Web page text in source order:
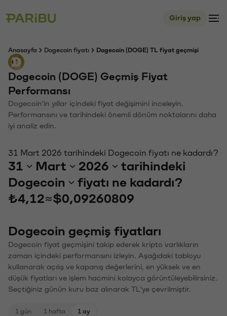
Giriş yap
Anasayfa Dogecoin fiyatı Dogecoin (DOGE) TL fiyat geçmişi
Dogecoin (DOGE) Geçmiş Fiyat
Performansı
Dogecoin'in yıllar içindeki fiyat değişimini inceleyin.
Performansını ve tarihindeki önemli dönüm noktalarını daha
iyi analiz edin.
31 Mart 2026 tarihindeki Dogecoin fiyatı ne kadardı?
31 Mart 2026
tarihindeki
Dogecoin
fiyatı ne kadardı?
₺4,12≈$0,09260809
Dogecoin geçmiş fiyatları
Dogecoin fiyat geçmişini takip ederek kripto varlıkların
zaman içindeki performansını izleyin. Aşağıdaki tabloyu
kullanarak açılış ve kapanış değerlerini, en yüksek ve en
düşük fiyatları ve işlem hacmini kolayca görüntüleyebilirsiniz.
Seçtiğiniz günün kuru baz alınarak TL'ye çevrilmiştir.
1 gün 1 hafta 1 ay